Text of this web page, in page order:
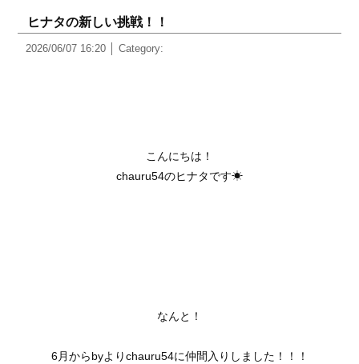
ヒナタの新しい挑戦！！
2026/06/07 16:20 Category:
こんにちは！
chauru54のヒナタです☀︎
なんと！
6月からbyよりchauru54に仲間入りしました！！！